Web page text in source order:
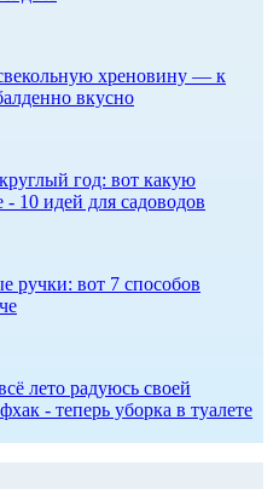
хреновину — к
вкусно
год: вот какую
- 10 идей для садоводов
ручки: вот 7 способов
лето радуюсь своей
- теперь уборка в туалете